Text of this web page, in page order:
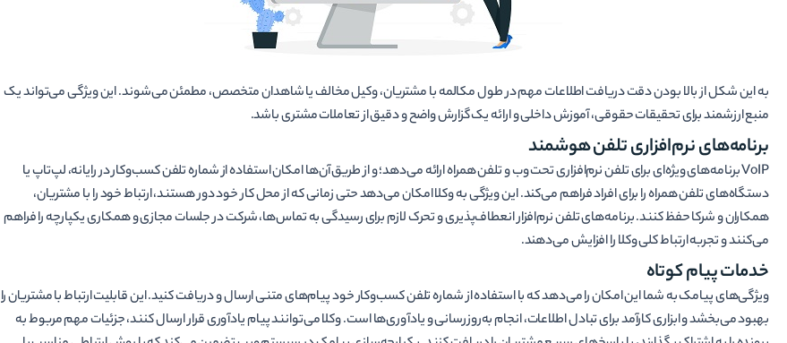
به این شکل از بالا بودن دقت دریافت اطلاعات مهم در طول مکالمه با مشتریان، وکیل مخالف یا شاهدان متخصص، مطمئن می­‌شوند. این ویژگی می­‌تواند یک
منبع ارزشمند برای تحقیقات حقوقی، آموزش داخلی و ارائه یک گزارش واضح و دقیق از تعاملات مشتری باشد.
برنامه­‌های نرم‌­افزاری تلفن هوشمند
VoIP برنامه‌های ویژه‌­ای برای تلفن نرم‌افزاری تحت وب و تلفن همراه ارائه می‌دهد؛ و از طریق آن­‌ها امکان استفاده از شماره تلفن کسب‌وکار در رایانه، لپ‌تاپ یا
دستگاه‌های تلفن همراه را برای افراد فراهم می­‌کند. این ویژگی به وکلا امکان می‌دهد حتی زمانی که از محل کار خود دور هستند، ارتباط خود را با مشتریان،
همکاران و شرکا حفظ کنند. برنامه‌های تلفن نرم‌افزار انعطاف‌پذیری و تحرک لازم برای رسیدگی به تماس‌ها، شرکت در جلسات مجازی و همکاری یکپارچه را فراهم
می‌کنند و تجربه ارتباط کلی وکلا را افزایش می‌دهند.
خدمات پیام کوتاه
ویژگی‌های پیامک به شما این امکان را می‌دهد که با استفاده از شماره تلفن کسب‌وکار خود پیام‌های متنی ارسال و دریافت کنید. این قابلیت ارتباط با مشتریان را
بهبود می­‌بخشد و ابزاری کارآمد برای تبادل اطلاعات، انجام به­‌روز­رسانی و یادآوری­‌ها است. وکلا می­‌توانند پیام یادآوری قرار ارسال کنند، جزئیات مهم مربوط به